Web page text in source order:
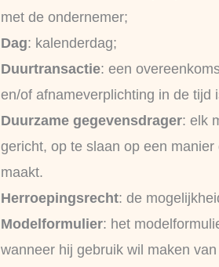
met de ondernemer;
Dag: kalenderdag;
Duurtransactie: een
en/of afnameverplichting in de tijd
Duurzame gegevensdrager: elk
gericht, op te slaan op een
maakt.
Herroepingsrecht: de
Modelformulier: het
wanneer hij gebruik wil maken